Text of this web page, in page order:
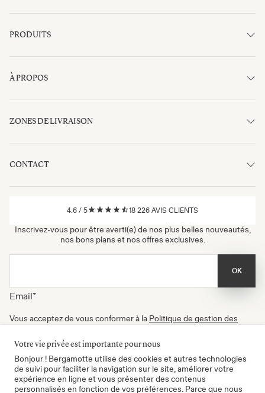
PRODUITS
À PROPOS
ZONES DE LIVRAISON
CONTACT
4.6 / 5 18 226 AVIS CLIENTS
Inscrivez-vous pour être averti(e) de nos plus belles nouveautés,
nos bons plans et nos offres exclusives.
Email*
OK
Vous acceptez de vous conformer à la Politique de gestion des
newsletters. Vous pouvez vous désinscrire à tout moment.
Certifié B Corp
Votre vie privée est importante pour nous
Bonjour ! Bergamotte utilise des cookies et autres technologies
de suivi pour faciliter la navigation sur le site, améliorer votre
expérience en ligne et vous présenter des contenus
personnalisés en fonction de vos préférences. Parce que nous